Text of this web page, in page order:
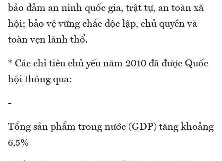
bảo đảm an ninh quốc gia, trật tự, an toàn xã
hội; bảo vệ vững chắc độc lập, chủ quyền và
toàn vẹn lãnh thổ.
* Các chỉ tiêu chủ yếu năm 2010 đã được Quốc
hội thông qua:
-
Tổng sản phẩm trong nước (GDP) tăng khoảng
6,5%